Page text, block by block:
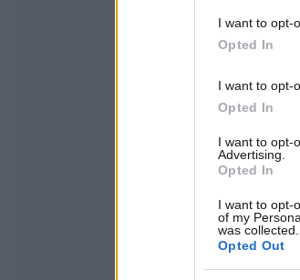
I want to opt-
Opted In
I want to opt-
Opted In
I want to opt-
Advertising.
Opted In
I want to opt-
of my
was collected.
Opted Out